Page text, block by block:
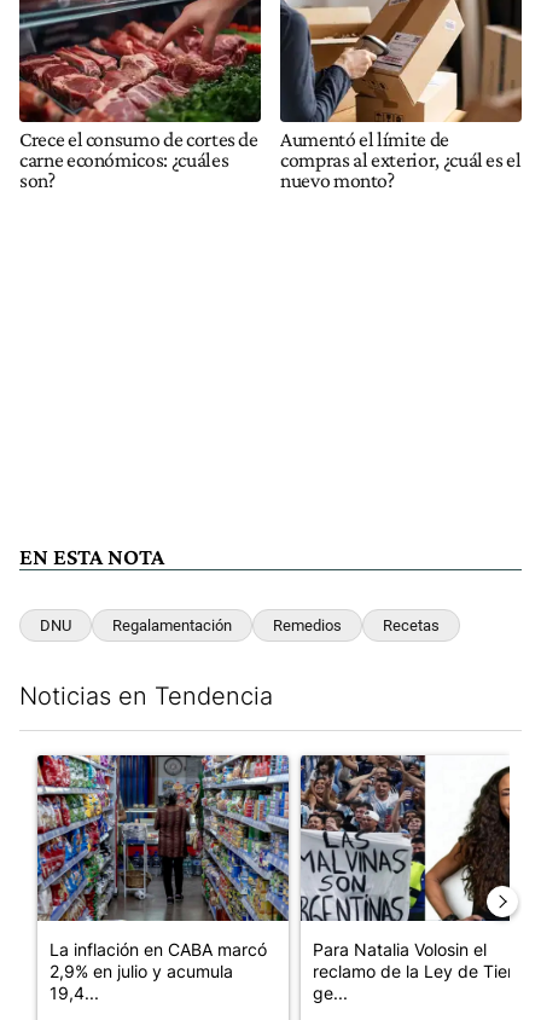
Crece el consumo de cortes de
carne económicos: ¿cuáles
son?
Aumentó el límite de
compras al exterior, ¿cuál es el
nuevo monto?
EN ESTA NOTA
DNU Regalamentación Remedios Recetas
Noticias en Tendencia
Un artículo de tendencia con el título "La inflación en CABA
La inflación en CABA marcó
2,9% en julio y acumula
19,4...
Un artículo de tendencia con
Para Natalia Volosin el
reclamo de la Ley de Tierras
ge...